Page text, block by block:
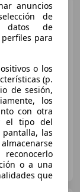
A 180
Advanced 7G-
(136 CV)
anuncios
de
datos de
para
o los
(p.
de sesión,
los
con otra
el tipo del
las
o a una
que